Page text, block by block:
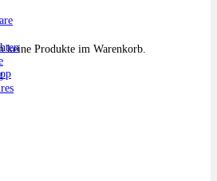
keine Produkte im Warenkorb.